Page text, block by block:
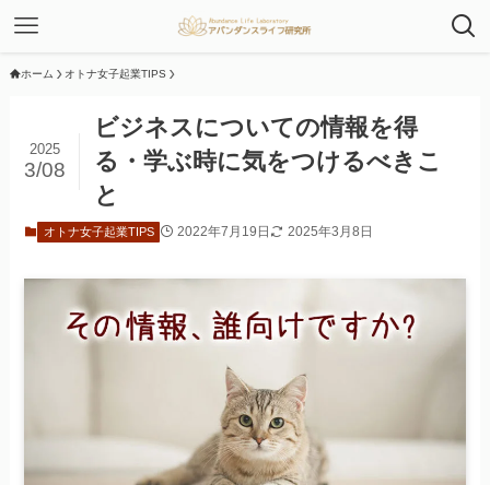
ホーム オトナ女子起業TIPS
ビジネスについての情報を得
る・学ぶ時に気をつけるべきこ
と
2025
3/08
オトナ女子起業TIPS 2022年7月19日 2025年3月8日